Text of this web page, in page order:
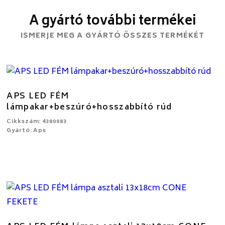
A gyártó további termékei
ISMERJE MEG A GYÁRTÓ ÖSSZES TERMÉKÉT
APS LED FÉM
lámpakar+beszúró+hosszabbító rúd
Cikkszám: 4380083
Gyártó: Aps